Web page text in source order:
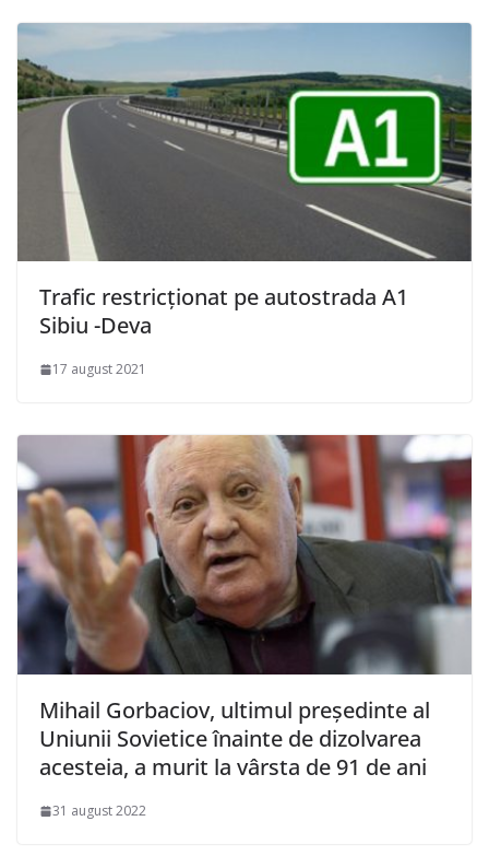
Trafic restricționat pe autostrada A1
Sibiu -Deva
17 august 2021
Mihail Gorbaciov, ultimul preşedinte al
Uniunii Sovietice înainte de dizolvarea
acesteia, a murit la vârsta de 91 de ani
31 august 2022